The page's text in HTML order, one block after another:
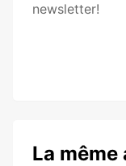
newsletter!
La